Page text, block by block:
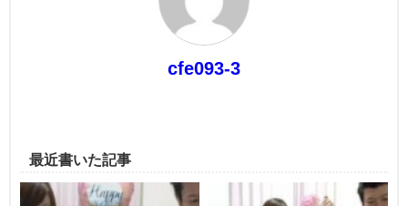
cfe093-3
最近書いた記事